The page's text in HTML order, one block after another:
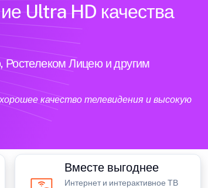
Ultra HD качества
Лицею и другим
качество телевидения и высокую
Вместе выгоднее
Интернет и интерактивное ТВ